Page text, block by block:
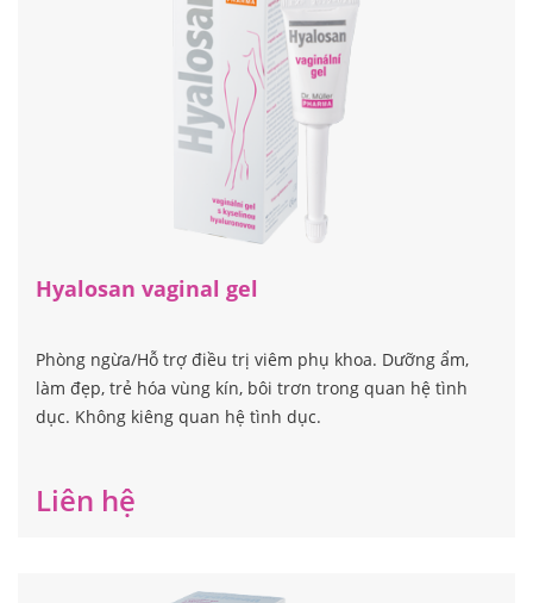
Hyalosan vaginal gel
Phòng ngừa/Hỗ trợ điều trị viêm phụ khoa. Dưỡng ẩm,
làm đẹp, trẻ hóa vùng kín, bôi trơn trong quan hệ tình
dục. Không kiêng quan hệ tình dục.
Liên hệ